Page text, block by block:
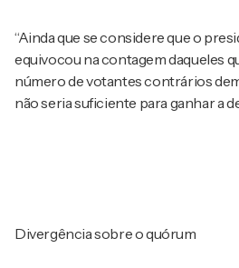
“Ainda que se considere que o
equivocou na contagem daqueles
número de votantes contrários
não seria suficiente para ganhar a
Divergência sobre o quórum